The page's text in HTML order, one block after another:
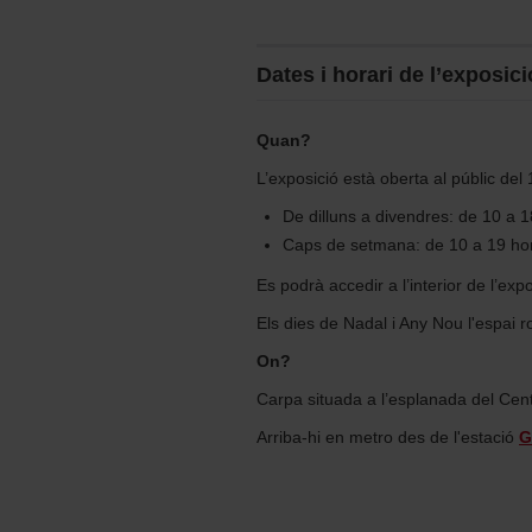
Dates i horari de
Quan?
L’exposició està oberta al públic
De dilluns a divendres: de 10 a
Caps de setmana: de 10 a 19
Es podrà accedir a l’interior de
Els dies de Nadal i Any Nou l'espai
On?
Carpa situada a l’esplanada del
Arriba-hi en metro des de l'estació